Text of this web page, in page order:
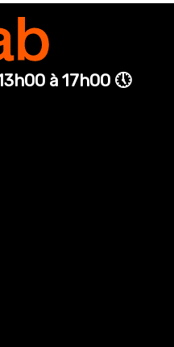
à 17h00 🕔